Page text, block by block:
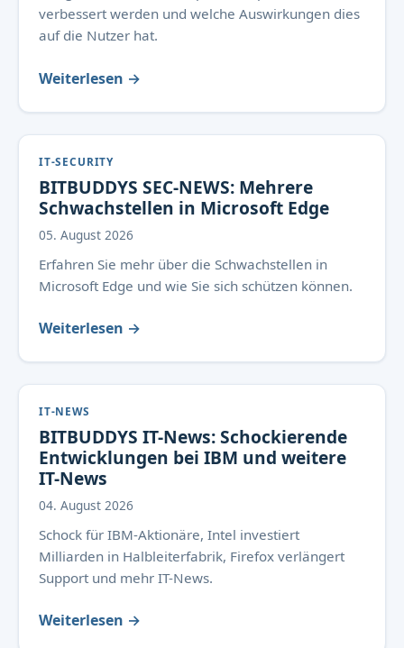
verbessert werden und welche Auswirkungen dies
auf die Nutzer hat.
Weiterlesen →
IT-SECURITY
BITBUDDYS SEC-NEWS: Mehrere
Schwachstellen in Microsoft Edge
05. August 2026
Erfahren Sie mehr über die Schwachstellen in
Microsoft Edge und wie Sie sich schützen können.
Weiterlesen →
IT-NEWS
BITBUDDYS IT-News: Schockierende
Entwicklungen bei IBM und weitere
IT-News
04. August 2026
Schock für IBM-Aktionäre, Intel investiert
Milliarden in Halbleiterfabrik, Firefox verlängert
Support und mehr IT-News.
Weiterlesen →